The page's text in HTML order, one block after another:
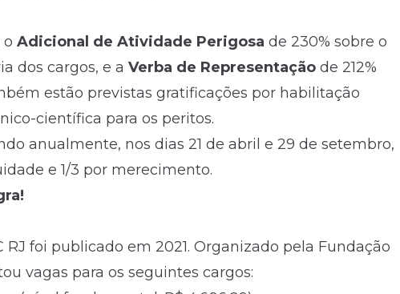
Adicional de Atividade Perigosa de 230% sobre o
dos cargos, e a Verba de Representação de 212%
estão previstas gratificações por habilitação
científica para os peritos.
anualmente, nos dias 21 de abril e 29 de setembro,
e 1/3 por merecimento.
foi publicado em 2021. Organizado pela Fundação
vagas para os seguintes cargos: